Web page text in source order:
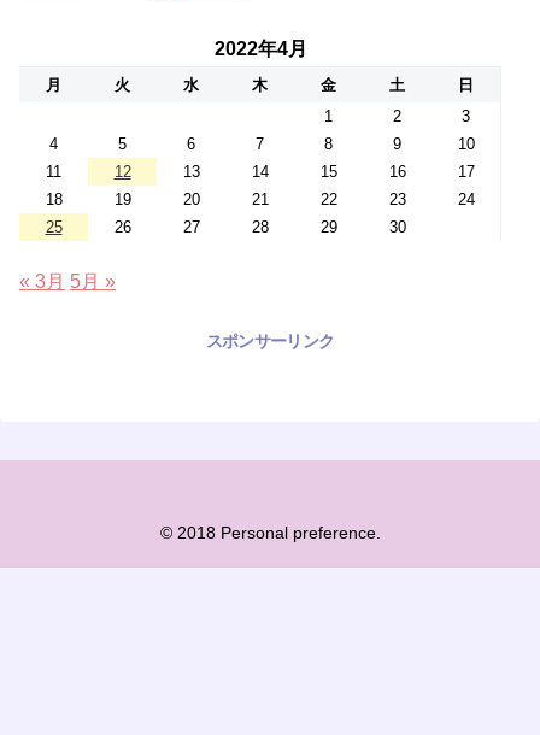
2022年4月
月 火 水 木 金 土
日
1
2
3
4
5 6 7 8 9
10
11
12 13 14 15 16
17
18
19 20 21 22 23
24
25
26 27 28 29 30
« 3月 5月 »
スポンサーリンク
© 2018 Personal preference.